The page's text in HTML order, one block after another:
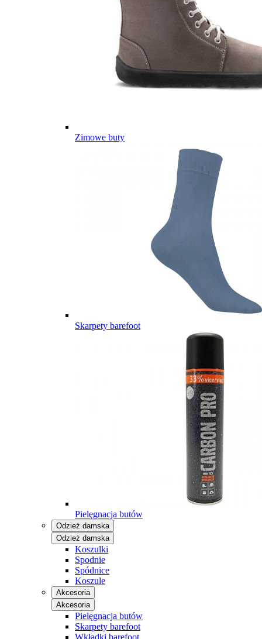
Zimowe buty
Skarpety barefoot
Pielęgnacja butów
Odzież damska
Odzież damska
Koszulki
Spodnie
Spódnice
Koszule
Akcesoria
Akcesoria
Pielęgnacja butów
Skarpety barefoot
Wkładki barefoot